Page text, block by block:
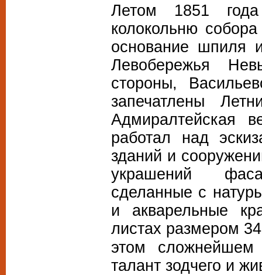
Летом 1851
колокольню
основание шпиля
Левобережья
стороны,
запечатлены
Адмиралтейская
работал над
зданий и
украшений
сделанные с
и акварельные
листах размером
этом сложнейшем
талант зодчего и